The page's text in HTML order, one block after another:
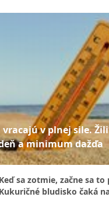
vracajú v plnej sile.
a minimum dažďa
Keď sa zotmie, začne sa
Kukuričné bludisko čaká